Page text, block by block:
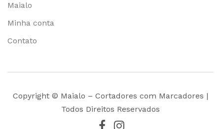
Maialo
Minha conta
Contato
Copyright © Maialo – Cortadores com Marcadores |
Todos Direitos Reservados